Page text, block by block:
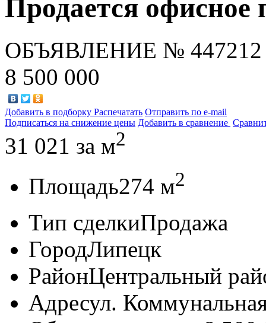
Продается офиcное
ОБЪЯВЛЕНИЕ № 447212
8 500 000
Добавить в подборку Распечатать Отправить по e-mail
Подписаться на снижение цены Добавить в сравнение
31 021 за м2
Площадь274 м2
Тип сделкиПродажа
ГородЛипецк
РайонЦентральный
Адресул.